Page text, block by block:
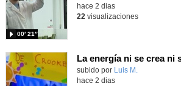
00′ 21″
hace 2 dias
22 visualizaciones
Contenido educativo.
subido por Luis M.
hace 2 dias